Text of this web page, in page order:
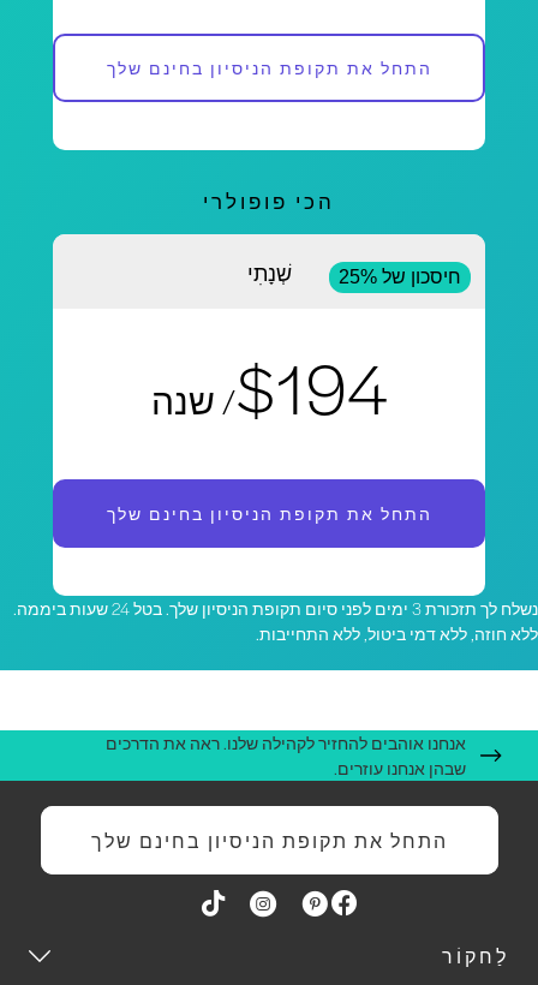
התחל את תקופת הניסיון בחינם שלך
הכי פופולרי
שְׁנָתִי חיסכון של 25%
$194/ שנה
התחל את תקופת הניסיון בחינם שלך
נשלח לך תזכורת 3 ימים לפני סיום תקופת הניסיון שלך. בטל 24 שעות ביממה.
חוזה, ללא דמי ביטול, ללא התחייבות.
אנחנו אוהבים להחזיר לקהילה שלנו. ראה את הדרכים
שבהן אנחנו עוזרים.
התחל את תקופת הניסיון בחינם שלך
לַחקוֹר